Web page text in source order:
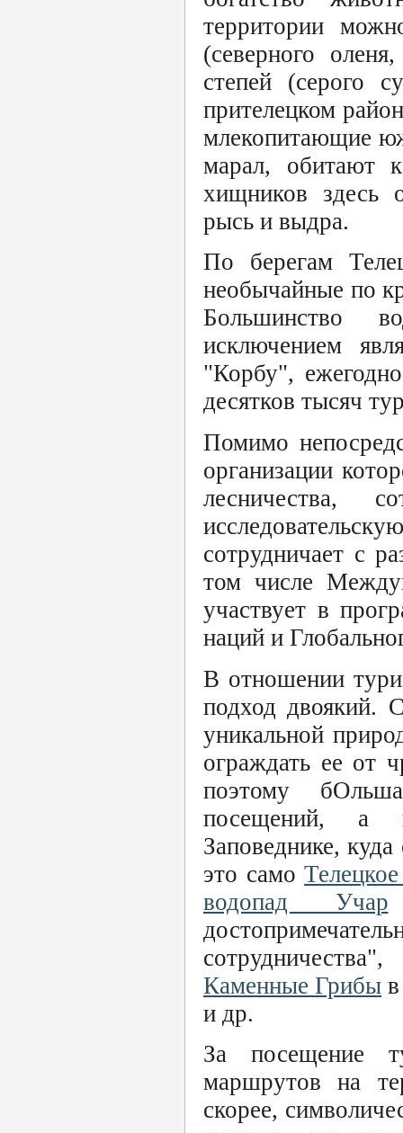
территории
(северного
степей (серого
прителецком
млекопитающие
марал, обитают
хищников здесь
рысь и выдра.
По берегам
необычайные по
Большинство
исключением
"Корбу",
десятков тысяч
Помимо
организации
лесничества,
сотрудничает с
том числе
участвует в
наций и
В отношении
подход двоякий.
уникальной
ограждать ее от
поэтому
посещений, а
Заповеднике,
это само
водопад Учар
Каменные Грибы
и др.
За посещение
маршрутов на
скорее,